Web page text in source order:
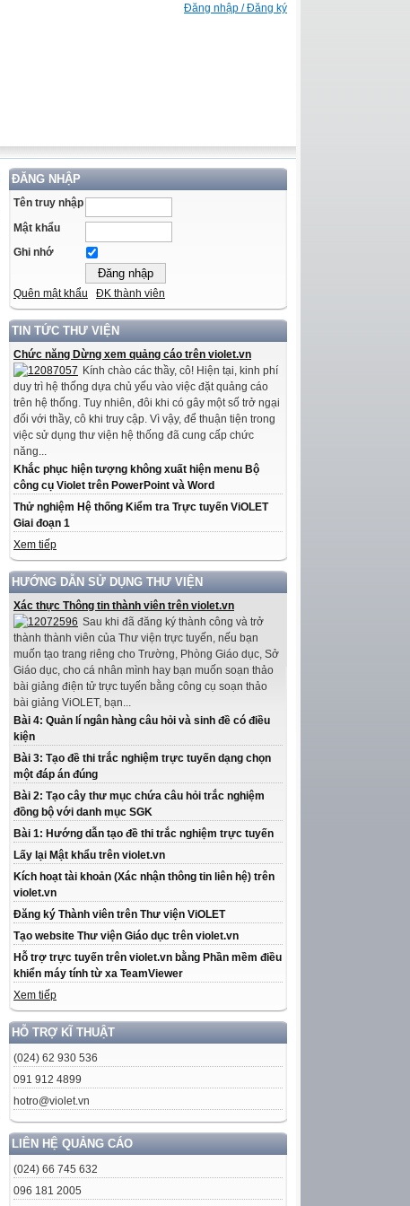
Đăng nhập / Đăng ký
ĐĂNG NHẬP
Tên truy nhập
Mật khẩu
Ghi nhớ
Quên mật khẩu ĐK thành viên
TIN TỨC THƯ VIỆN
Chức năng Dừng xem quảng cáo trên violet.vn
Kính chào các thầy, cô! Hiện tại, kinh phí
duy trì hệ thống dựa chủ yếu vào việc đặt quảng cáo
trên hệ thống. Tuy nhiên, đôi khi có gây một số trở ngại
đối với thầy, cô khi truy cập. Vì vậy, để thuận tiện trong
việc sử dụng thư viện hệ thống đã cung cấp chức
năng...
Khắc phục hiện tượng không xuất hiện menu Bộ
công cụ Violet trên PowerPoint và Word
Thử nghiệm Hệ thống Kiểm tra Trực tuyến ViOLET
Giai đoạn 1
Xem tiếp
HƯỚNG DẪN SỬ DỤNG THƯ VIỆN
Xác thực Thông tin thành viên trên violet.vn
Sau khi đã đăng ký thành công và trở
thành thành viên của Thư viện trực tuyến, nếu bạn
muốn tạo trang riêng cho Trường, Phòng Giáo dục, Sở
Giáo dục, cho cá nhân mình hay bạn muốn soạn thảo
bài giảng điện tử trực tuyến bằng công cụ soạn thảo
bài giảng ViOLET, bạn...
Bài 4: Quản lí ngân hàng câu hỏi và sinh đề có điều
kiện
Bài 3: Tạo đề thi trắc nghiệm trực tuyến dạng chọn
một đáp án đúng
Bài 2: Tạo cây thư mục chứa câu hỏi trắc nghiệm
đồng bộ với danh mục SGK
Bài 1: Hướng dẫn tạo đề thi trắc nghiệm trực tuyến
Lấy lại Mật khẩu trên violet.vn
Kích hoạt tài khoản (Xác nhận thông tin liên hệ) trên
violet.vn
Đăng ký Thành viên trên Thư viện ViOLET
Tạo website Thư viện Giáo dục trên violet.vn
Hỗ trợ trực tuyến trên violet.vn bằng Phần mềm điều
khiển máy tính từ xa TeamViewer
Xem tiếp
HỖ TRỢ KĨ THUẬT
(024) 62 930 536
091 912 4899
hotro@violet.vn
LIÊN HỆ QUẢNG CÁO
(024) 66 745 632
096 181 2005